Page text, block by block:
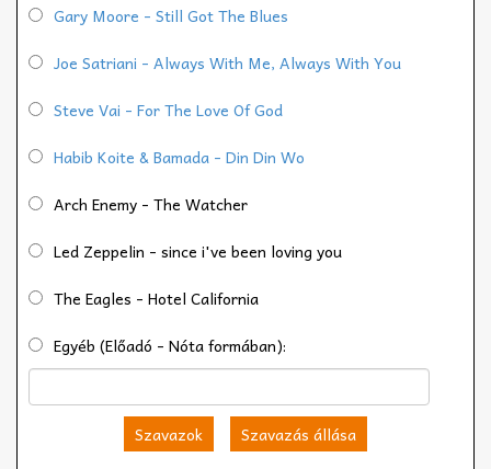
Gary Moore - Still Got The Blues
Joe Satriani - Always With Me, Always With You
Steve Vai - For The Love Of God
Habib Koite & Bamada - Din Din Wo
Arch Enemy - The Watcher
Led Zeppelin - since i've been loving you
The Eagles - Hotel California
Egyéb (Előadó - Nóta formában):
Szavazok Szavazás állása